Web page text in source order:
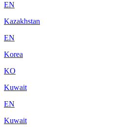
EN
Kazakhstan
EN
Korea
KO
Kuwait
EN
Kuwait